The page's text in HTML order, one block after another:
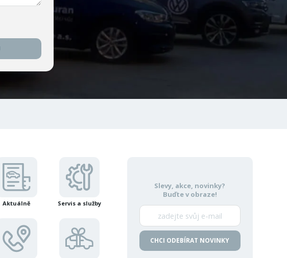
Aktuálně Servis a služby
Slevy, akce, novinky?
Buďte v obraze!
CHCI ODEBÍRAT NOVINKY